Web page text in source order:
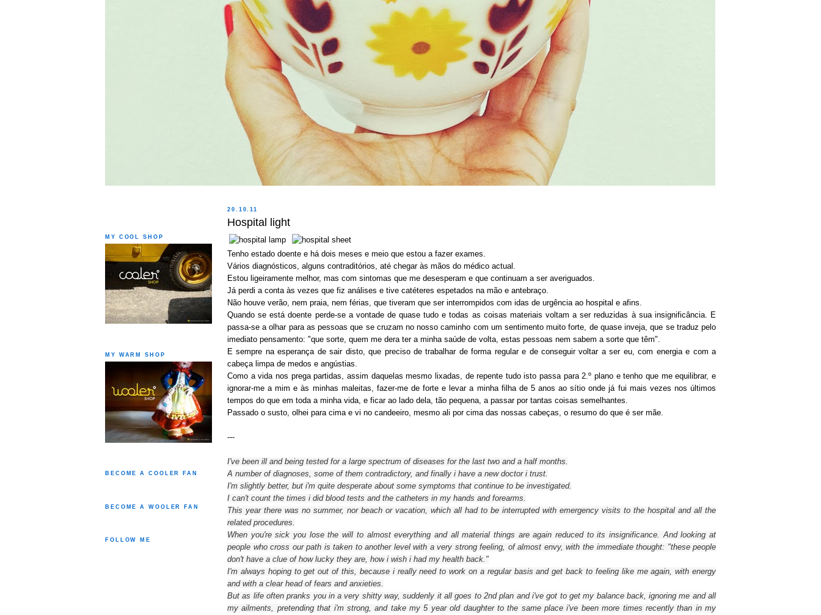
20.10.11
Hospital light
Tenho estado doente e há dois meses e meio que estou a fazer exames.
Vários diagnósticos, alguns contraditórios, até chegar às mãos do médico actual.
Estou ligeiramente melhor, mas com sintomas que me desesperam e que continuam a ser averiguados.
Já perdi a conta às vezes que fiz análises e tive catéteres espetados na mão e antebraço.
Não houve verão, nem praia, nem férias, que tiveram que ser interrompidos com idas de urgência ao hospital e afins.
Quando se está doente perde-se a vontade de quase tudo e todas as coisas materiais voltam a ser reduzidas à sua insignificância. E
passa-se a olhar para as pessoas que se cruzam no nosso caminho com um sentimento muito forte, de quase inveja, que se traduz pelo
imediato pensamento: "que sorte, quem me dera ter a minha saúde de volta, estas pessoas nem sabem a sorte que têm".
E sempre na esperança de sair disto, que preciso de trabalhar de forma regular e de conseguir voltar a ser eu, com energia e com a
cabeça limpa de medos e angústias.
Como a vida nos prega partidas, assim daquelas mesmo lixadas, de repente tudo isto passa para 2.º plano e tenho que me equilibrar, e
ignorar-me a mim e às minhas maleitas, fazer-me de forte e levar a minha filha de 5 anos ao sítio onde já fui mais vezes nos últimos
tempos do que em toda a minha vida, e ficar ao lado dela, tão pequena, a passar por tantas coisas semelhantes.
Passado o susto, olhei para cima e vi no candeeiro, mesmo ali por cima das nossas cabeças, o resumo do que é ser mãe.
---
I've been ill and being tested for a large spectrum of diseases for the last two and a half months
A number of diagnoses , some of them contradictory, and finally i have a new doctor i trust.
I'm slightly better, but i'm quite desperate about some symptoms that continue to be investigated.
I can't count the times i did blood tests andthe catheters in my hands and forearms.
This year there was no summer, nor beach or vacation, which all had to be interrupted with emergency visits to the hospital and all the
related procedures.
When you're sick you lose the will to almost everything and all material things are again reduced to its insignificance And looking at
people who cross our path is taken to another level with a very strong feeling , ofalmost envy, with the immediate thought: "thesepeople
don't have a clue ofhow lucky they are, how i wish i had my health back ."
I'm always hoping to get out of this , because i reallyneed to work on a regular basis and get back to feeling like me again,
with energy
and with a clear head of fears and anxieties
But as life oftenpranks you in a very shitty way, suddenly it all goes to 2nd plan and i've got to get my balance back, ignoring me andall
my ailments , pretending that i'm strong, and take my 5 year old daughter to the same place i've been more times recently than in my
MY COOL SHOP
MY WARM SHOP
BECOME A COOLER FAN
BECOME A WOOLER FAN
FOLLOW ME